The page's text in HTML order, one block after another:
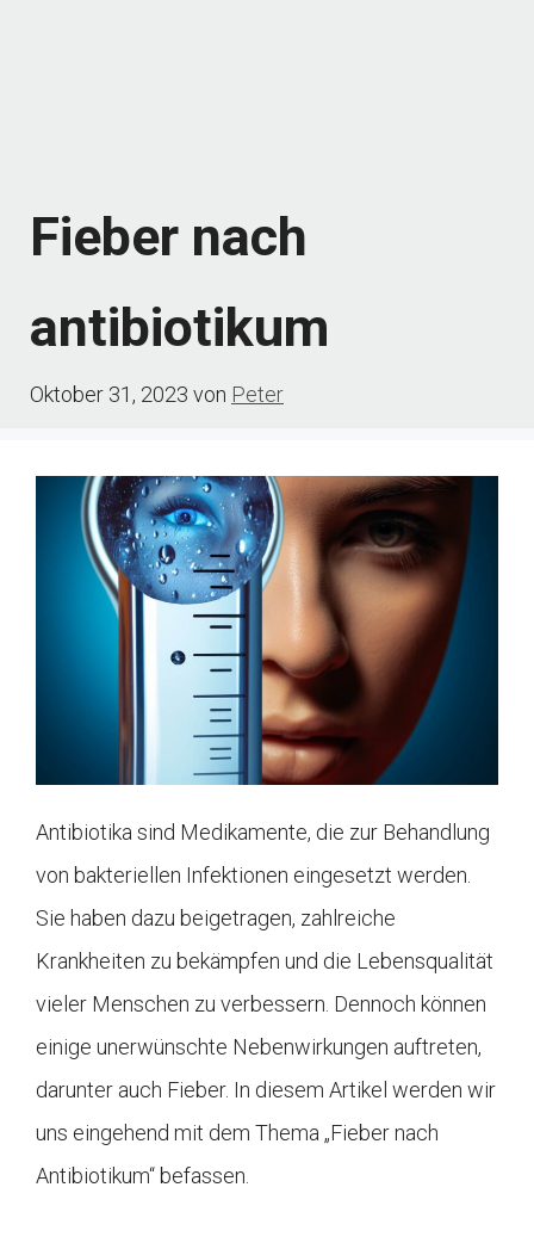
Fieber nach
antibiotikum
Oktober 31, 2023 von Peter
Antibiotika sind Medikamente, die zur Behandlung
von bakteriellen Infektionen eingesetzt werden.
Sie haben dazu beigetragen, zahlreiche
Krankheiten zu bekämpfen und die Lebensqualität
vieler Menschen zu verbessern. Dennoch können
einige unerwünschte Nebenwirkungen auftreten,
darunter auch Fieber. In diesem Artikel werden wir
uns eingehend mit dem Thema „Fieber nach
Antibiotikum“ befassen.